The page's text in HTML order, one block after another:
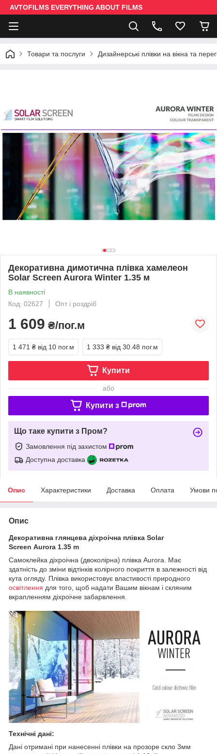
AVTOFILMS EVERYTHING ABOUT FILMS
Товари та послуги Дизайнерські плівки на вікна та
Декоративна димотична плівка хамелеон
Solar Screen Aurora Winter 1.35 м
В наявності
Код: 02627
Опт і роздріб
1 609 ₴/пог.м
1 471 ₴ від 10 пог.м 1 333 ₴ від 30.48 пог.м
Купити
або
Купити з
Що таке купити з Пром?
Замовлення під захистом
Доступна доставка
Опис Характеристики Доставка Оплата Умови
Опис
Декоративна глянцева діхроічна плівка Solar
Screen Aurora 1.35 m
Самоклейка діхроічна (двоколірна) плівка Aurora. Має
здатність до зміни відтінків колірного покриття в залежності від
кута огляду. Плівка використовує властивості природного
освітлення для того, щоб надати Вашим вікнам і скляним
вкрапленням діхроічне забарвлення.
Технічні дані:
Дані отримані при нанесенні плівки на прозоре скло 3мм